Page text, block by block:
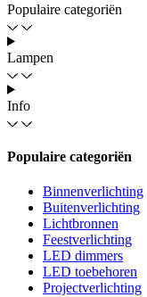
Populaire categoriën
Lampen
Info
Populaire categoriën
Binnenverlichting
Buitenverlichting
Lichtbronnen
Feestverlichting
LED dimmers
LED toebehoren
Projectverlichting